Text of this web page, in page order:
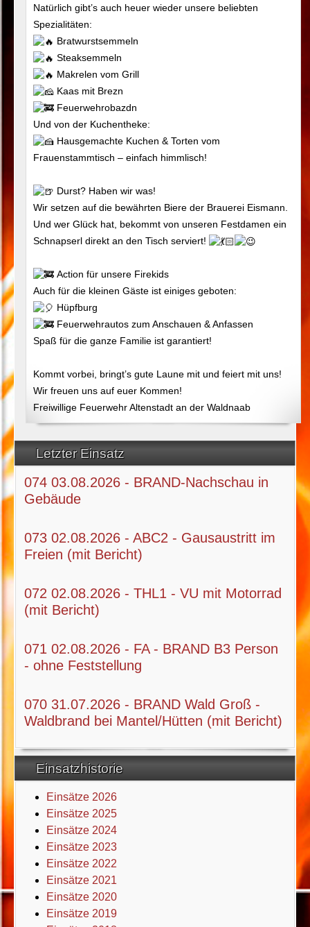
Letzter Einsatz
074 03.08.2026 - BRAND-Nachschau in
Gebäude
073 02.08.2026 - ABC2 - Gausaustritt im
Freien (mit Bericht)
072 02.08.2026 - THL1 - VU mit Motorrad
(mit Bericht)
071 02.08.2026 - FA - BRAND B3 Person
- ohne Feststellung
070 31.07.2026 - BRAND Wald Groß -
Waldbrand bei Mantel/Hütten (mit Bericht)
Einsatzhistorie
Einsätze 2026
Einsätze 2025
Einsätze 2024
Einsätze 2023
Einsätze 2022
Einsätze 2021
Einsätze 2020
Einsätze 2019
Natürlich gibt’s auch heuer wieder unsere beliebten
Spezialitäten:
Bratwurstsemmeln
Steaksemmeln
Makrelen vom Grill
Kaas mit Brezn
Feuerwehrobazdn
Und von der Kuchentheke:
Hausgemachte Kuchen & Torten vom
Frauenstammtisch – einfach himmlisch!
Durst? Haben wir was!
Wir setzen auf die bewährten Biere der Brauerei Eismann.
Und wer Glück hat, bekommt von unseren Festdamen ein
Schnapserl direkt an den Tisch serviert!
Action für unsere Firekids
Auch für die kleinen Gäste ist einiges geboten:
Hüpfburg
Feuerwehrautos zum Anschauen & Anfassen
Spaß für die ganze Familie ist garantiert!
Kommt vorbei, bringt’s gute Laune mit und feiert mit uns!
Wir freuen uns auf euer Kommen!
Freiwillige Feuerwehr Altenstadt an der Waldnaab